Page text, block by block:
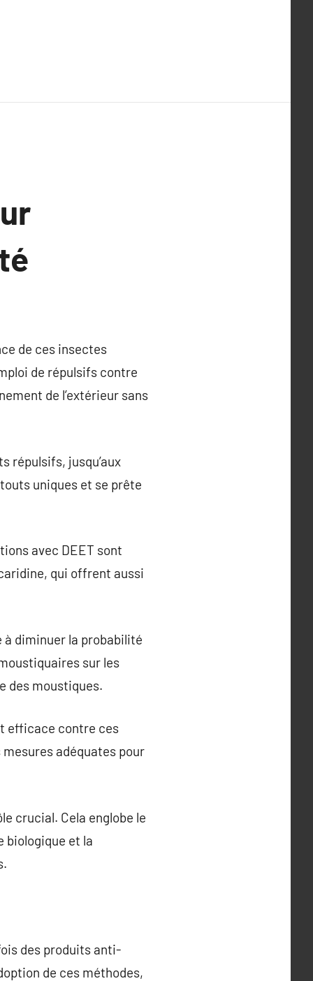
de ces insectes
de répulsifs contre
de l’extérieur sans
répulsifs, jusqu’aux
uniques et se prête
avec DEET sont
qui offrent aussi
à diminuer la probabilité
sur les
des moustiques.
efficace contre ces
adéquates pour
crucial. Cela englobe le
biologique et la
des produits anti-
de ces méthodes,